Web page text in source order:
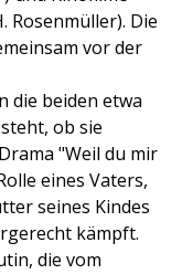
Rosenmüller). Die
vor der
die beiden etwa
ob sie
"Weil du mir
eines Vaters,
seines Kindes
kämpft.
die vom